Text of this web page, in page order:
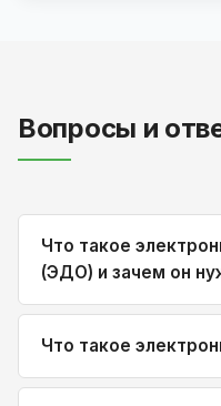
Вопросы и
Что такое
(ЭДО) и зачем он
Что такое